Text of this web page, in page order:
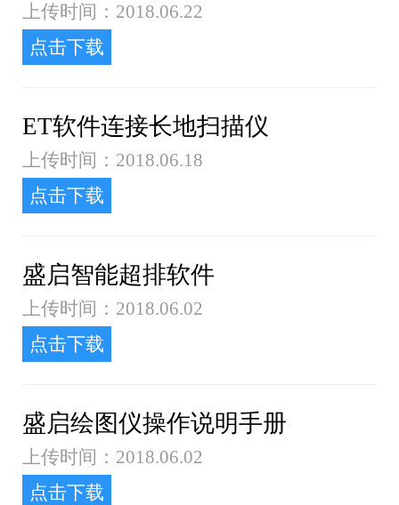
上传时间：2018.06.22
点击下载
ET软件连接长地扫描仪
上传时间：2018.06.18
点击下载
盛启智能超排软件
上传时间：2018.06.02
点击下载
盛启绘图仪操作说明手册
上传时间：2018.06.02
点击下载